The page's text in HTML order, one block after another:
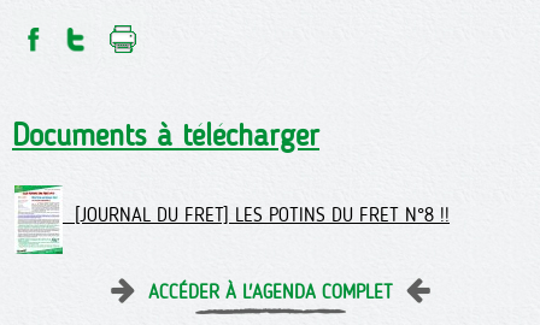
Documents à télécharger
[JOURNAL DU FRET] LES POTINS DU FRET N°8 !!
ACCÉDER À L'AGENDA COMPLET